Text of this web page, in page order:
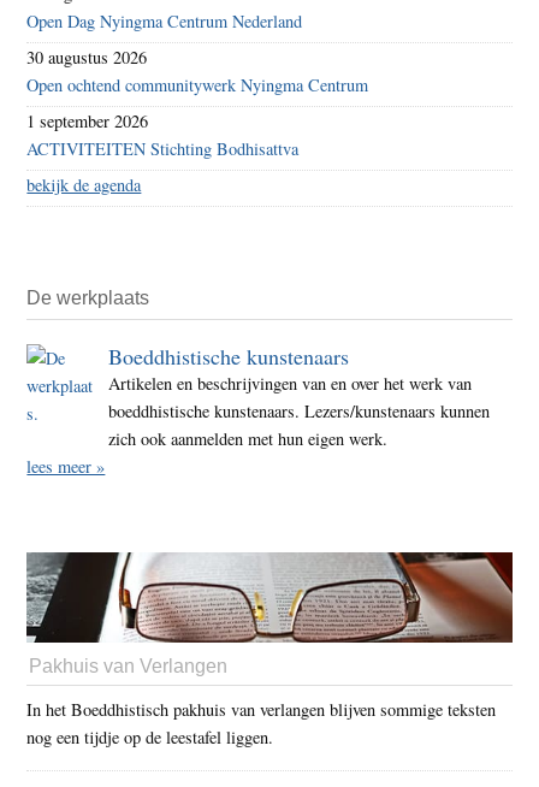
Open Dag Nyingma Centrum Nederland
30 augustus 2026
Open ochtend communitywerk Nyingma Centrum
1 september 2026
ACTIVITEITEN Stichting Bodhisattva
bekijk de agenda
De werkplaats
Boeddhistische kunstenaars
Artikelen en beschrijvingen van en over het werk van
boeddhistische kunstenaars. Lezers/kunstenaars kunnen
zich ook aanmelden met hun eigen werk.
lees meer »
Pakhuis van Verlangen
In het Boeddhistisch pakhuis van verlangen blijven sommige teksten
nog een tijdje op de leestafel liggen.